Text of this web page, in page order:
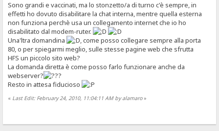
Sono grandi e vaccinati, ma lo stonzetto/a di turno c'è sempre, in
effetti ho dovuto disabilitare la chat interna, mentre quella esterna
non funziona perchè usa un collegamento internet che io ho
disabilitato dal modem-ruter.
Una'ltra domandina
, come posso collegare sempre alla porta
80, o per spiegarmi meglio, sulle stesse pagine web che sfrutta
HFS un piccolo sito web?
La domanda diretta è come posso farlo funzionare anche da
webserver?
Resto in attesa fiducioso
« Last Edit: February 24, 2010, 11:04:11 AM by alamaro»